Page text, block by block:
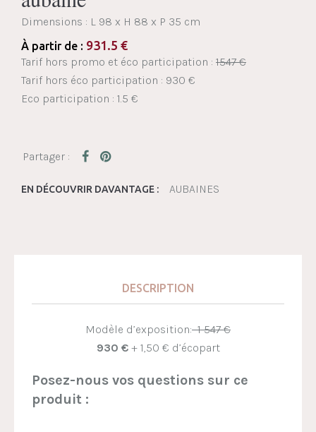
Dimensions : L 98 x H 88 x P 35 cm
À partir de : 931.5 €
Tarif hors promo et éco participation : 1547 €
Tarif hors éco participation : 930 €
Eco participation : 1.5 €
EN DÉCOUVRIR DAVANTAGE : AUBAINES
DESCRIPTION
Modèle d’exposition:1 547 €
930 €+ 1,50 € d’écopart
Posez-nous vos questions sur ce
produit :